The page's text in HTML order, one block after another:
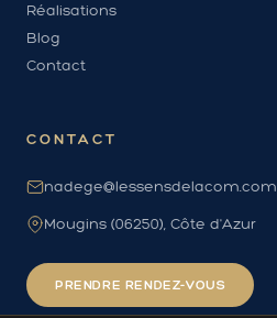
Réalisations
Blog
Contact
CONTACT
nadege@lessensdelacom.com
Mougins (06250), Côte d'Azur
PRENDRE RENDEZ-VOUS